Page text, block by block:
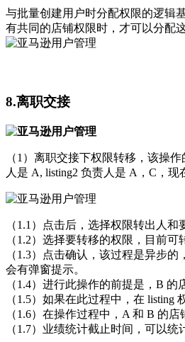
与批量创建用户时分配权限的逻辑
有共同的店铺权限时，才可以分配
8.离职交接
（1）离职交接下权限转移，该操
人是 A, listing2 负责人是 A，C，
（1.1）点击后，选择权限转出人和
（1.2）选择要转移的权限，目前
（1.3）点击确认，该过程是异步
会有弹窗提示。
（1.4）进行此操作的前提是，B
（1.5）如果在此过程中，在
（1.6）在操作过程中，A 和 B 的店
（1.7）业绩统计截止时间，可以